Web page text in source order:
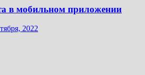
в мобильном приложении
2022